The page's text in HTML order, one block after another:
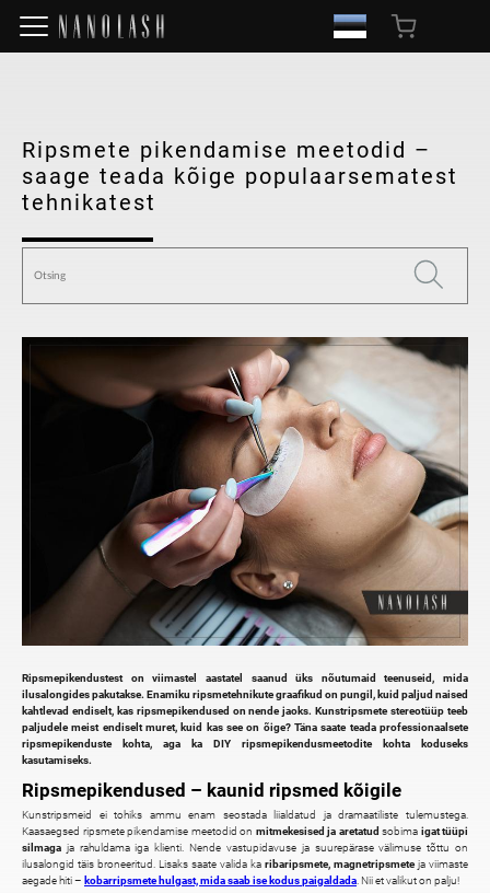
Ripsmete pikendamise meetodid –
saage teada kõige populaarsematest
tehnikatest
Ripsmepikendustest on viimastel aastatel saanud üks nõutumaid teenuseid, mida
ilusalongides pakutakse. Enamiku ripsmetehnikute graafikud on pungil, kuid paljud naised
kahtlevad endiselt, kas ripsmepikendused on nende jaoks. Kunstripsmete stereotüüp teeb
paljudele meist endiselt muret, kuid kas see on õige? Täna saate teada professionaalsete
ripsmepikenduste
kohta, aga ka DIY ripsmepikendusmeetodite kohta koduseks
kasutamiseks.
Ripsmepikendused – kaunid ripsmed kõigile
Kunstripsmeid ei tohiks ammu enam seostada liialdatud ja dramaatiliste tulemustega.
Kaasaegsed ripsmete pikendamise meetodid on mitmekesised ja aretatud sobima igat tüüpi
silmaga ja rahuldama iga klienti. Nende vastupidavuse ja suurepärase välimuse tõttu on
ilusalongid täis broneeritud. Lisaks saate valida ka ribaripsmete, magnetripsmeteja viimaste
aegade hiti – kobarripsmete hulgast, mida saab ise kodus paigaldada . Nii et valikut on palju!